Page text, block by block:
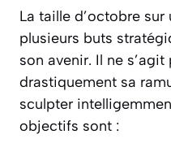
La taille d’octobre
plusieurs buts
son avenir. Il ne
drastiquement sa
sculpter
objectifs sont :